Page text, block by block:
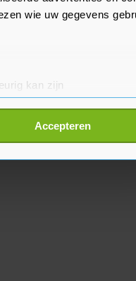
wie uw gegevens
kan zijn
detailgedeelte
Accepteren